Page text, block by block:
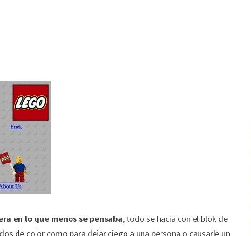
en lo que menos se pensaba, todo se hacia con el blok de
de color como para dejar ciego a una persona o causarle un